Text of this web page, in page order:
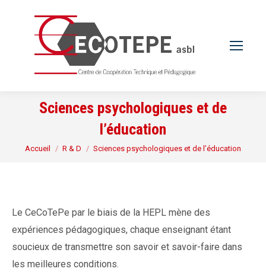
Sciences psychologiques et de
l’éducation
Vous êtes ici :
Accueil R & D Sciences psychologiques et de l’éducation
Le CeCoTePe par le biais de la HEPL mène des
expériences pédagogiques, chaque enseignant étant
soucieux de transmettre son savoir et savoir-faire dans
les meilleures conditions.